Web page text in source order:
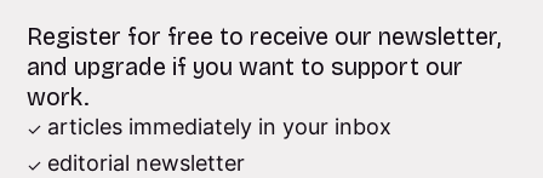
Register for free to receive our newsletter,
and upgrade if you want to support our
work.
articles immediately in your inbox
editorial newsletter